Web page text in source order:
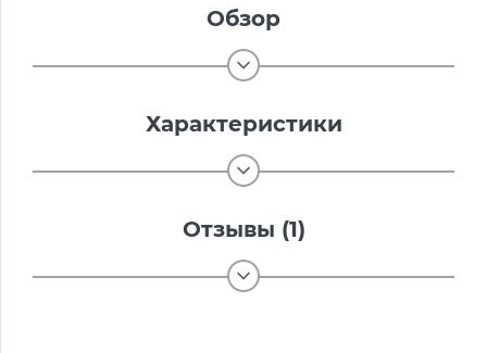
Обзор
Характеристики
Отзывы (1)